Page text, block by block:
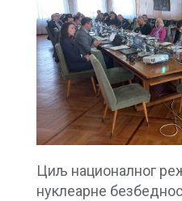
Циљ националног
нуклеарне